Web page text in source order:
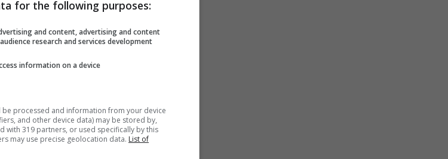
for the following purposes:
and content, advertising and content
research and services development
information on a device
processed and information from your device
and other device data) may be stored by,
with 319 partners, or used specifically by this
may use precise geolocation data. List of